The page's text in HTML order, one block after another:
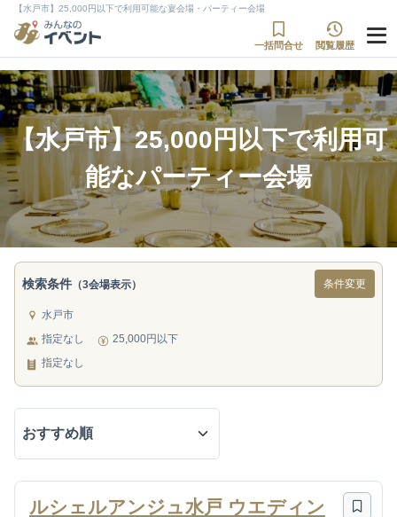
【水戸市】25,000円以下で利用可能な宴会場・パーティー会場
一括問合せ 閲覧履歴
【水戸市】25,000円以下で利用可
能なパーティー会場
検索条件 （3会場表示） 条件変更
水戸市
指定なし
25,000円以下
指定なし
ルシェルアンジュ水戸 ウエディン